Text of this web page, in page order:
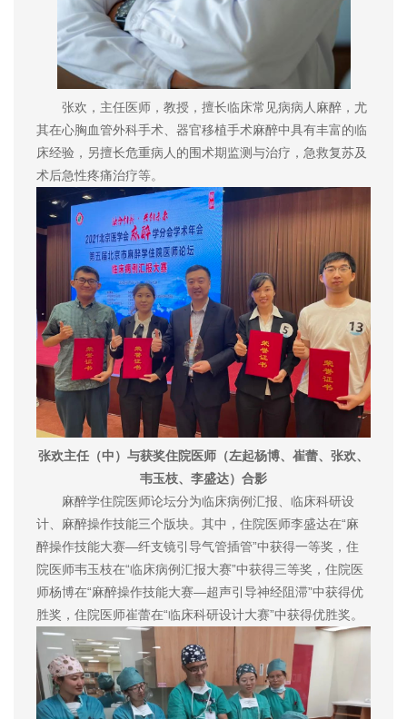
张欢，主任医师，教授，擅长临床常见病病人麻醉，尤
其在心胸血管外科手术、器官移植手术麻醉中具有丰富的临
床经验，另擅长危重病人的围术期监测与治疗，急救复苏及
术后急性疼痛治疗等。
张欢主任（中）与获奖住院医师（左起杨博、崔蕾、张欢、
韦玉枝、李盛达）合影
麻醉学住院医师论坛分为临床病例汇报、临床科研设
计、麻醉操作技能三个版块。其中，住院医师李盛达在“麻
醉操作技能大赛—纤支镜引导气管插管”中获得一等奖，住
院医师韦玉枝在“临床病例汇报大赛”中获得三等奖，住院医
师杨博在“麻醉操作技能大赛—超声引导神经阻滞”中获得优
胜奖，住院医师崔蕾在“临床科研设计大赛”中获得优胜奖。